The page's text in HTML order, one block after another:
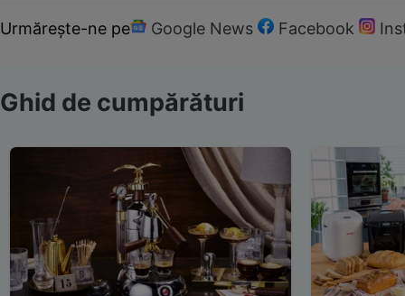
Urmărește-ne pe Google News Facebook
Ghid de cumpărături